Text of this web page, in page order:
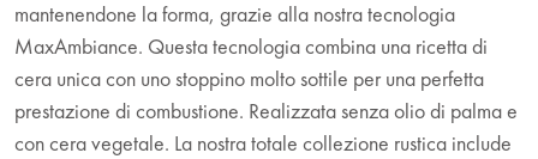
mantenendone la forma, grazie alla nostra tecnologia
MaxAmbiance. Questa tecnologia combina una ricetta di
cera unica con uno stoppino molto sottile per una perfetta
prestazione di combustione. Realizzata senza olio di palma e
con cera vegetale. La nostra totale collezione rustica include